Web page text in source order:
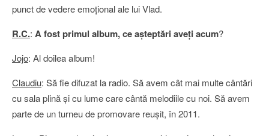
punct de vedere emoţional ale lui Vlad.
R.C.: A fost primul album, ce aşteptări aveţi acum?
Jojo: Al doilea album!
Claudiu: Să fie difuzat la radio. Să avem cât mai multe cântări
cu sala plină şi cu lume care cântă melodiile cu noi. Să avem
parte de un turneu de promovare reuşit, în 2011.